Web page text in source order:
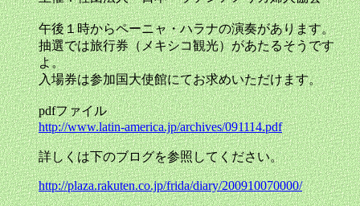
午後１時からペーニャ・ハラナの演奏があります。
抽選では旅行券（メキシコ観光）があたるそうです
よ。
入場券は参加国大使館にてお求めいただけます。
pdfファイル
http://www.latin-america.jp/archives/091114.pdf
詳しくは下のブログを参照してください。
http://plaza.rakuten.co.jp/frida/diary/200910070000/